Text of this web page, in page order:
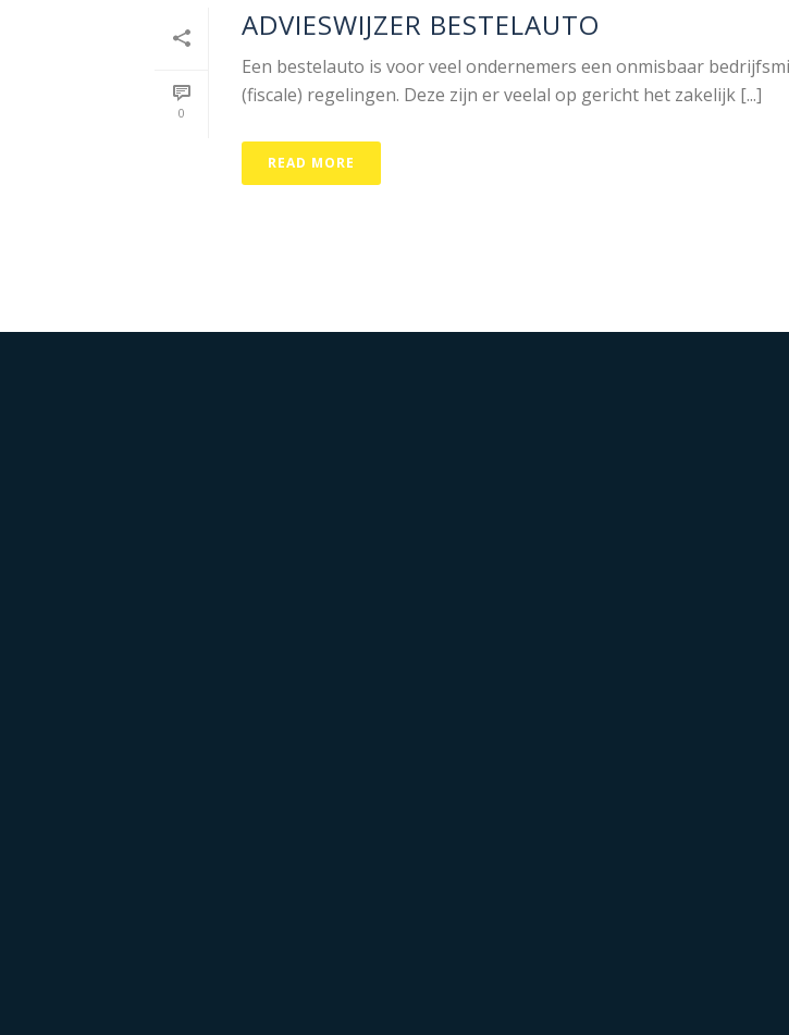
0
ADVIESWIJZER BESTELAUTO
Een bestelauto is voor veel ondernemers een onmisbaar
(fiscale) regelingen. Deze zijn er veelal op gericht het zakelijk [...]
READ MORE